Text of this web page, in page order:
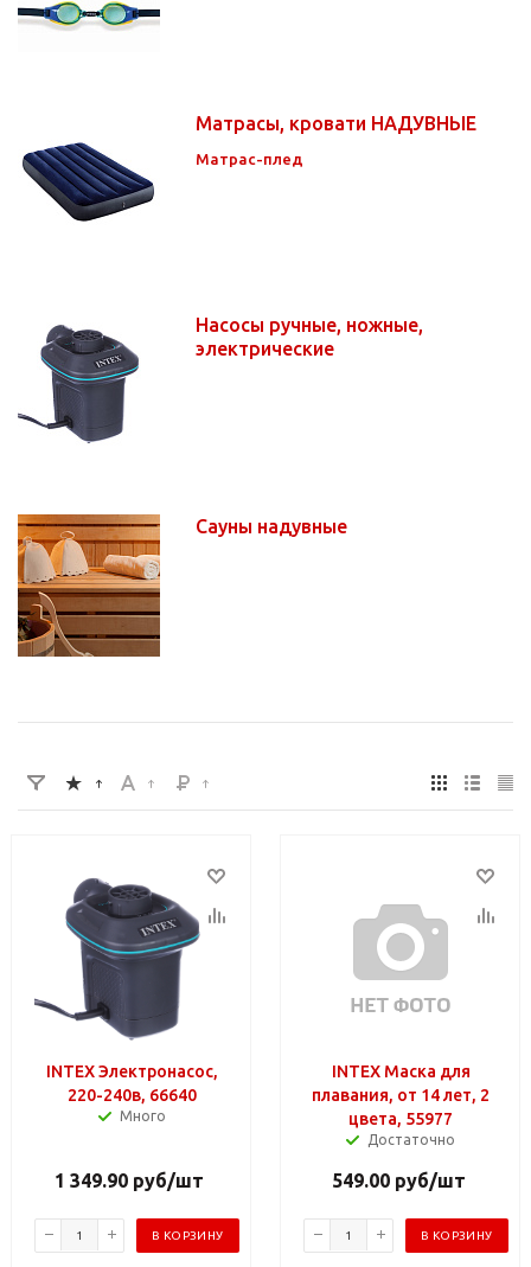
Матрасы, кровати НАДУВНЫЕ
Матрас-плед
Насосы ручные, ножные,
электрические
Сауны надувные
INTEX Электронасос,
220-240в, 66640
Много
1 349.90 руб/шт
В КОРЗИНУ
INTEX Маска для
плавания, от 14 лет, 2
цвета, 55977
Достаточно
549.00руб/шт
В КОРЗИНУ